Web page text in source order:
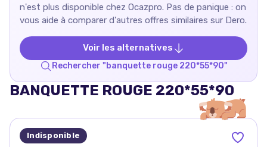
n'est plus disponible chez Ocazpro. Pas de panique : on
vous aide à comparer d'autres offres similaires sur Dero.
Voir les alternatives
Rechercher "banquette rouge 220*55*90"
BANQUETTE ROUGE 220*55*90
Indisponible